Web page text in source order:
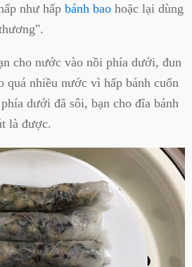
như hấp bánh bao hoặc lại dùng
cho nước vào nồi phía dưới, đun
quá nhiều nước vì hấp bánh cuốn
dưới đã sôi, bạn cho đĩa bánh
là được.